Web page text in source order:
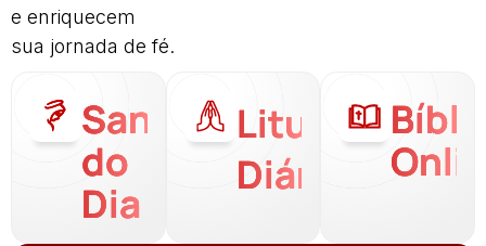
e enriquecem
sua jornada de fé.
Santo
do
Dia
Liturgia
Diária